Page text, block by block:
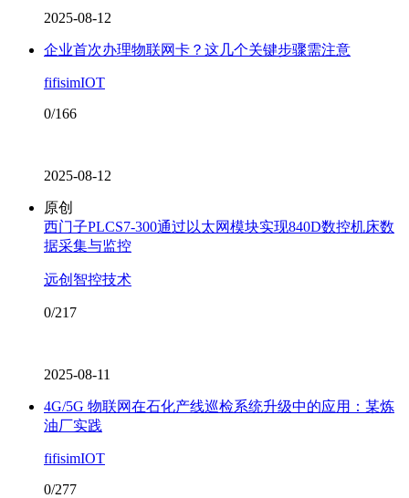
2025-08-12
企业首次办理物联网卡？这几个关键步骤需注意
fifisimIOT
0/166
2025-08-12
原创
西门子PLCS7-300通过以太网模块实现840D数控机床数
据采集与监控
远创智控技术
0/217
2025-08-11
4G/5G 物联网在石化产线巡检系统升级中的应用：某炼
油厂实践
fifisimIOT
0/277